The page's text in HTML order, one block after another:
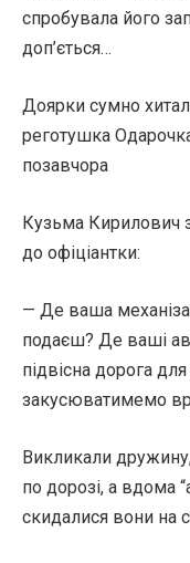
спробувала його
доп’ється…
Доярки сумно
реготушка
позавчора
Кузьма Кирилович
до офіціантки:
— Де ваша
подаєш? Де ваші
підвісна дорога
закусюватимемо
Викликали
по дорозі, а вдома
скидалися вони на